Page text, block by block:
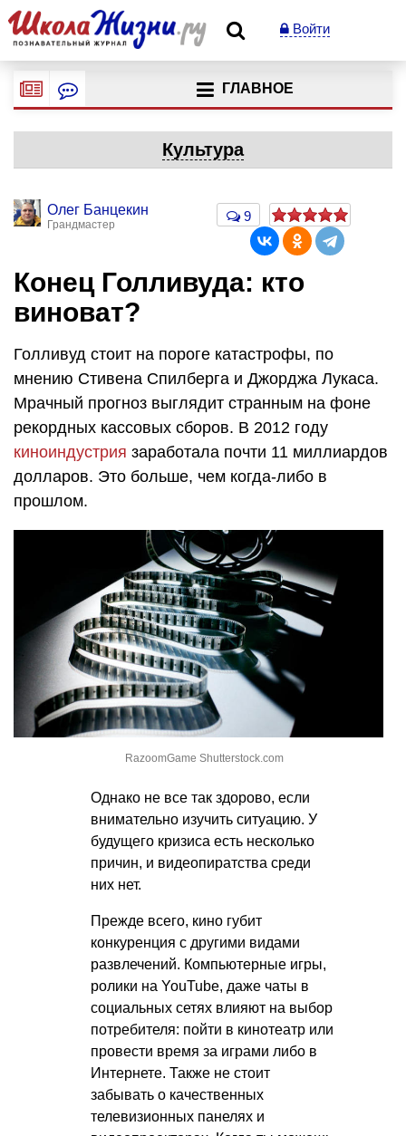
Войти
ГЛАВНОЕ
Культура
Олег Банцекин
Грандмастер
9
Конец Голливуда: кто
виноват?
Голливуд стоит на пороге катастрофы, по
мнению Стивена Спилберга и Джорджа Лукаса.
Мрачный прогноз выглядит странным на фоне
рекордных кассовых сборов. В 2012 году
киноиндустрия заработала почти 11 миллиардов
долларов. Это больше, чем когда-либо в
прошлом.
RazoomGame Shutterstock.com
Однако не все так здорово, если
внимательно изучить ситуацию. У
будущего кризиса есть несколько
причин, и видеопиратства среди
них нет.
Прежде всего, кино губит
конкуренция с другими видами
развлечений. Компьютерные игры,
ролики на YouTube, даже чаты в
социальных сетях влияют на выбор
потребителя: пойти в кинотеатр или
провести время за играми либо в
Интернете. Также не стоит
забывать о качественных
телевизионных панелях и